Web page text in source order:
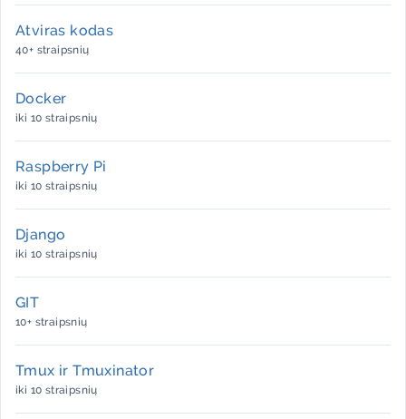
Atviras kodas
40+ straipsnių
Docker
iki 10 straipsnių
Raspberry Pi
iki 10 straipsnių
Django
iki 10 straipsnių
GIT
10+ straipsnių
Tmux ir Tmuxinator
iki 10 straipsnių